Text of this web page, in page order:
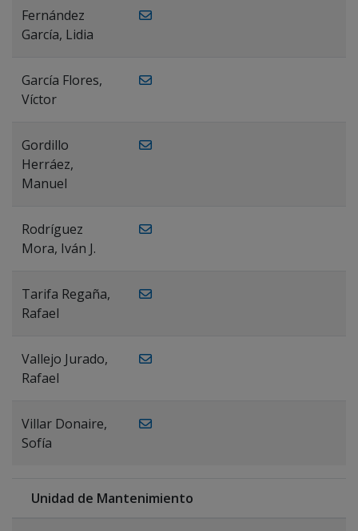
Fernández
García, Lidia
García Flores,
Víctor
Gordillo
Herráez,
Manuel
Rodríguez
Mora, Iván J.
Tarifa Regaña,
Rafael
Vallejo Jurado,
Rafael
Villar Donaire,
Sofía
Unidad de Mantenimiento